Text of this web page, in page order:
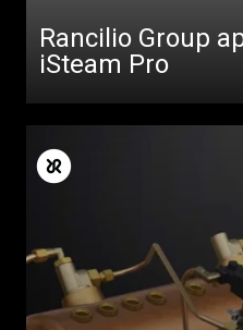
Rancilio Group
iSteam Pro